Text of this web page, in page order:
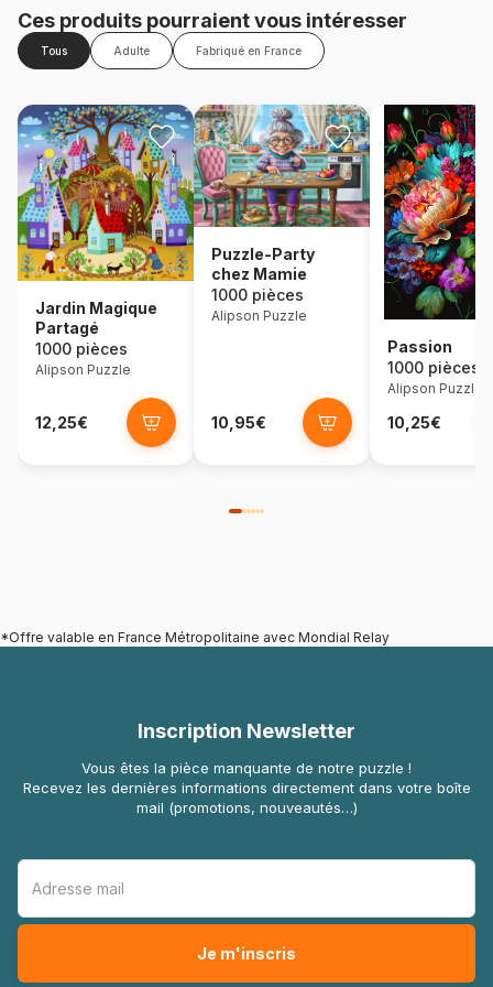
Ces produits pourraient vous intéresser
Tous Adulte Fabriqué en France
Jardin Magique
Partagé
1000 pièces
Alipson Puzzle
12,25€
Puzzle-Party
chez Mamie
1000 pièces
Alipson Puzzle
10,95€
Passion
1000 pièces
Alipson Puzzle
10,25€
*Offre valable en France Métropolitaine avec Mondial Relay
Inscription Newsletter
Vous êtes la pièce manquante de notre puzzle !
Recevez les dernières informations directement dans votre boîte
mail (promotions, nouveautés…)